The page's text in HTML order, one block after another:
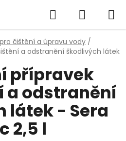
Hledat
KOŠÍK
čištění a úpravu vody /
a odstranění škodlivých látek
přípravek
a odstranění
látek - Sera
2,5 l